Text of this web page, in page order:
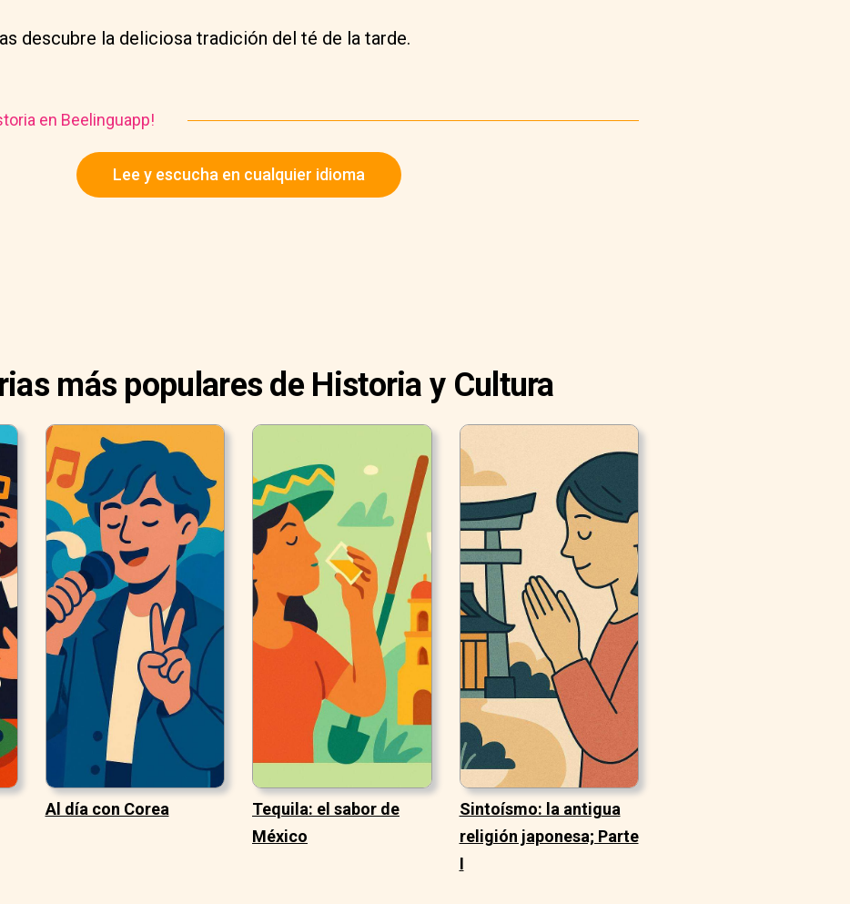
descubre la deliciosa tradición del té de la tarde.
en Beelinguapp!
Lee y escucha en cualquier idioma
más populares de Historia y Cultura
Al día con Corea
Tequila: el sabor de
México
Sintoísmo: la antigua
religión japonesa; Parte
I